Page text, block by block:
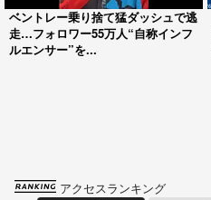
ベントレー乗り捨て猛ダッシュで逃
走…フォロワー55万人“自称インフ
ルエンサー”を...
アクセスランキング